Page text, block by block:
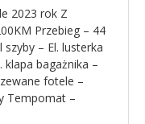
2023 rok Z
Przebieg – 44
– El. lusterka
klapa bagażnika –
fotele –
Tempomat –